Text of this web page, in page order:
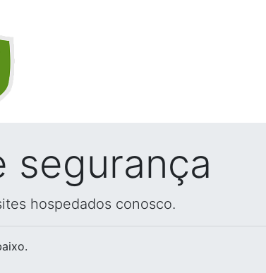
segurança
hospedados conosco.